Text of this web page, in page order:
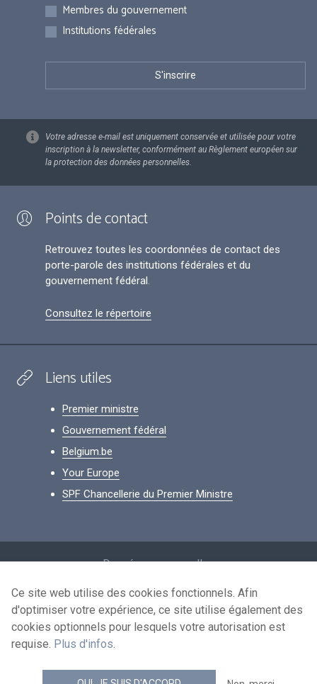
Membres du gouvernement
Institutions fédérales
Votre adresse e-mail est uniquement conservée et utilisée pour votre
inscription à la newsletter, conformément au Règlement européen sur
la protection des données personnelles.
Points de contact
Retrouvez toutes les coordonnées de contact des
porte-parole des institutions fédérales et du
gouvernement fédéral.
Consultez le répertoire
Liens utiles
Premier ministre
Gouvernement fédéral
Belgium.be
Your Europe
SPF Chancellerie du Premier Ministre
Données personnelles
Conditions de réutilisation
Contactez-nous
news.belgium flux RSS
Ce site web utilise des cookies fonctionnels. Afin
d'optimiser votre expérience, ce site utilise également des
cookies optionnels pour lesquels votre autorisation est
requise. Plus d'infos.